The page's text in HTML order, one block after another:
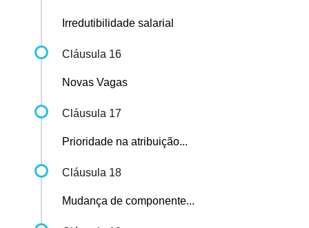
Irredutibilidade salarial
Cláusula 16
Novas Vagas
Cláusula 17
Prioridade na atribuição...
Cláusula 18
Mudança de componente...